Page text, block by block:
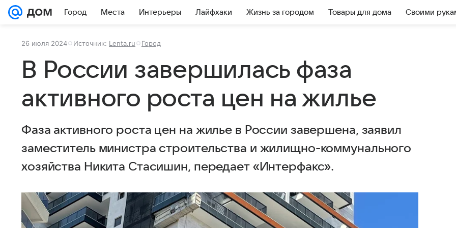
Город Места Интерьеры Лайфхаки Жизнь за городом Товары для дома Своими
26 июля 2024 Источник: Lenta.ru Город
В России завершилась фаза
активного роста цен на жилье
Фаза активного роста цен на жилье в России завершена, заявил
заместитель министра строительства и жилищно-коммунального
хозяйства Никита Стасишин, передает «Интерфакс».